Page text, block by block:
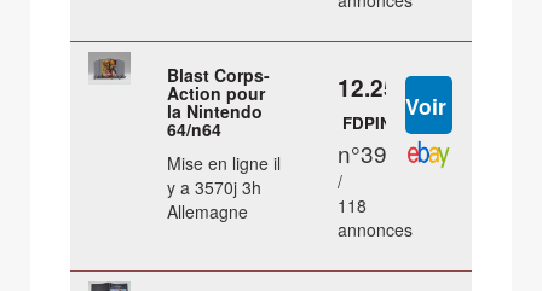
Blast Corps-
Action pour
la Nintendo
64/n64
Mise en ligne il
y a 3570j 3h
Allemagne
12.25 €
FDPIN
n°39
/
118
annonces